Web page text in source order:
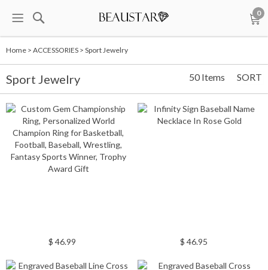
0
Home > ACCESSORIES > Sport Jewelry
Sport Jewelry SORT
50 Items
$ 46.99 $ 46.95